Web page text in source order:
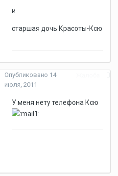
и
старшая дочь Красоты-Ксю
Опубликовано 14
июля, 2011
У меня нету телефона Ксю